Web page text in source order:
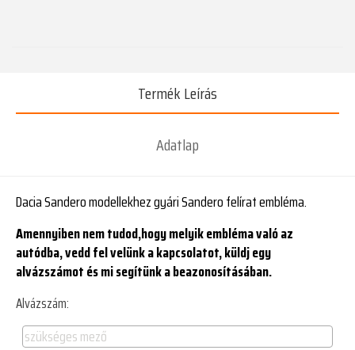
Termék Leírás
Adatlap
Dacia Sandero modellekhez gyári Sandero felírat embléma.
Amennyiben nem tudod,hogy melyik embléma való az
autódba, vedd fel velünk a kapcsolatot, küldj egy
alvázszámot és mi segítünk a beazonosításában.
Alvázszám: